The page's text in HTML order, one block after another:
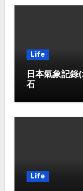
Life
日本氣象記
石
Life